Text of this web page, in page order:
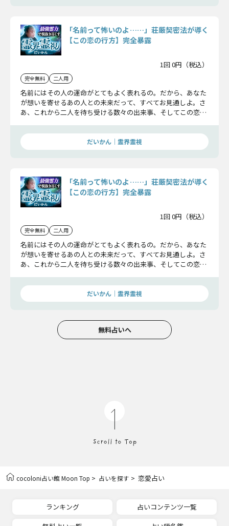
「名前って怖いのよ……」荘厳契密法が導く
【この恋の行方】完全暴露
1回 0円（税込）
完全無料 二人用
名前にはその人の運命がとてもよく表れるの。だから、あなた
が想いを寄せるあの人との未来だって、すべてお見通しよ。さ
あ、これから二人を待ち受ける数々の出来事、そしてこの恋の
だいかん｜霊界霊視
「名前って怖いのよ……」荘厳契密法が導く
【この恋の行方】完全暴露
1回 0円（税込）
完全無料 二人用
名前にはその人の運命がとてもよく表れるの。だから、あなた
が想いを寄せるあの人との未来だって、すべてお見通しよ。さ
あ、これから二人を待ち受ける数々の出来事、そしてこの恋の
だいかん｜霊界霊視
無料占いへ
cocoloni占い館 Moon Top > 占いを探す > 恋愛占い
ランキング
占いコンテンツ一覧